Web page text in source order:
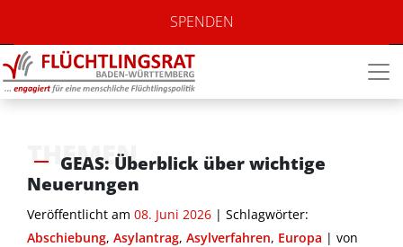
SPENDEN
THEMEN
GEAS: Überblick über wichtige
Neuerungen
Veröffentlicht am 08. Juni 2026 | Schlagwörter:
Abschiebung, Asylantrag, Asylverfahren, Europa | von